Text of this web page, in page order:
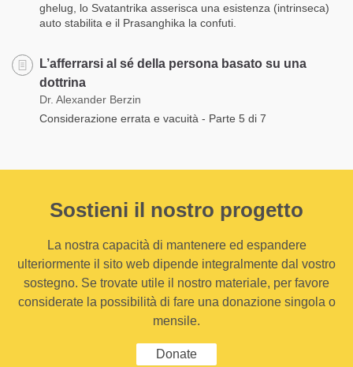
ghelug, lo Svatantrika asserisca una esistenza (intrinseca)
auto stabilita e il Prasanghika la confuti.
L’afferrarsi al sé della persona basato su una
dottrina
Dr. Alexander Berzin
Considerazione errata e vacuità - Parte 5 di 7
Sostieni il nostro progetto
La nostra capacità di mantenere ed espandere
ulteriormente il sito web dipende integralmente dal vostro
sostegno. Se trovate utile il nostro materiale, per favore
considerate la possibilità di fare una donazione singola o
mensile.
Donate